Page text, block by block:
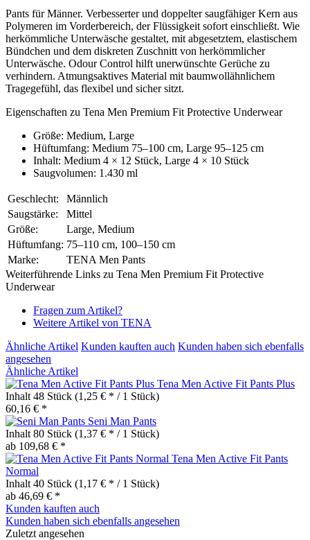
Pants für Männer. Verbesserter und doppelter saugfähiger Kern aus
Polymeren im Vorderbereich, der Flüssigkeit sofort einschließt. Wie
herkömmliche Unterwäsche gestaltet, mit abgesetztem, elastischem
Bündchen und dem diskreten Zuschnitt von herkömmlicher
Unterwäsche. Odour Control hilft unerwünschte Gerüche zu
verhindern. Atmungsaktives Material mit baumwollähnlichem
Tragegefühl, das flexibel und sicher sitzt.
Eigenschaften zu Tena Men Premium Fit Protective Underwear
Größe: Medium, Large
Hüftumfang: Medium 75–100 cm, Large 95–125 cm
Inhalt: Medium 4 × 12 Stück, Large 4 × 10 Stück
Saugvolumen: 1.430 ml
Geschlecht:
Männlich
Saugstärke:
Mittel
Größe:
Large, Medium
Hüftumfang: 75–110 cm, 100–150 cm
Marke:
TENA Men Pants
Weiterführende Links zu Tena Men Premium Fit Protective
Underwear
Fragen zum Artikel?
Weitere Artikel von TENA
Ähnliche Artikel Kunden kauften auch Kunden haben sich ebenfalls
angesehen
Ähnliche Artikel
Tena Men Active Fit Pants Plus
Inhalt 48 Stück (1,25 € * / 1 Stück)
60,16 € *
Seni Man Pants
Inhalt 80 Stück (1,37 € * / 1 Stück)
ab 109,68 € *
Tena Men Active Fit Pants
Normal
Inhalt 40 Stück (1,17 € * / 1 Stück)
ab 46,69 € *
Kunden kauften auch
Kunden haben sich ebenfalls angesehen
Zuletzt angesehen